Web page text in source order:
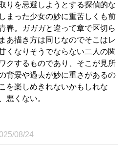
りを忌避しようとする探偵的な
まった少女の妙に重苦しくも前
春。ガガガと違って章で区切ら
あ描き方は同じなのでそこはレ
くなりそうでならない二人の関
クするものであり、そこが見所
背景や過去が妙に重さがあるの
を楽しめきれないかもしれな
悪くない。
08/24